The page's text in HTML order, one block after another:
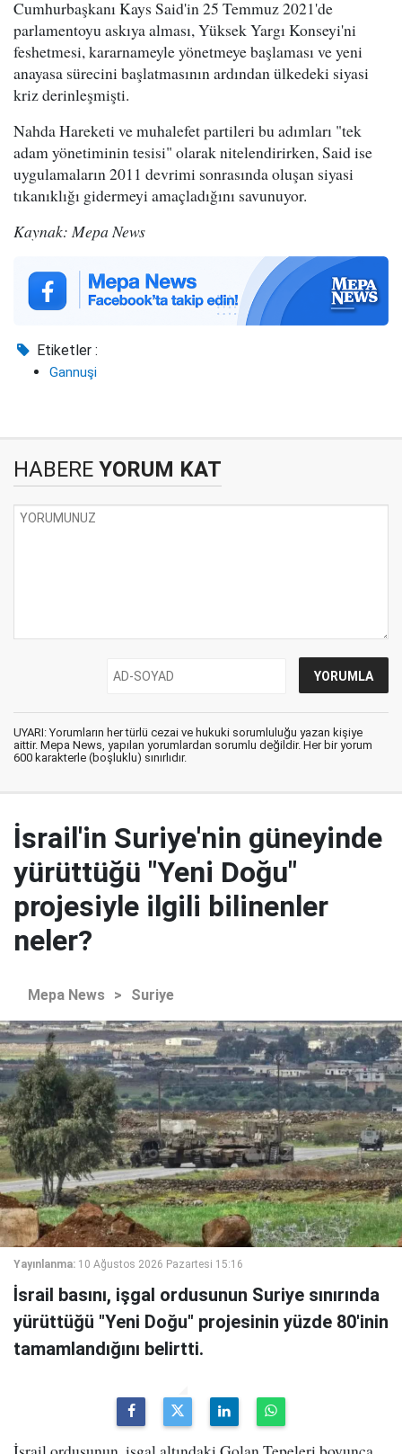
Cumhurbaşkanı Kays Said'in 25 Temmuz 2021'de
parlamentoyu askıya alması, Yüksek Yargı Konseyi'ni
feshetmesi, kararnameyle yönetmeye başlaması ve yeni
anayasa sürecini başlatmasının ardından ülkedeki siyasi
kriz derinleşmişti.
Nahda Hareketi ve muhalefet partileri bu adımları "tek
adam yönetiminin tesisi" olarak nitelendirirken, Said ise
uygulamaların 2011 devrimi sonrasında oluşan siyasi
tıkanıklığı gidermeyi amaçladığını savunuyor.
Kaynak: Mepa News
Etiketler :
Gannuşi
HABERE YORUM KAT
UYARI: Yorumların her türlü cezai ve hukuki sorumluluğu yazan kişiye
aittir. Mepa News, yapılan yorumlardan sorumlu değildir. Her bir yorum
600 karakterle (boşluklu) sınırlıdır.
İsrail'in Suriye'nin güneyinde
yürüttüğü "Yeni Doğu"
projesiyle ilgili bilinenler
neler?
Mepa News > Suriye
Yayınlanma: 10 Ağustos 2026 Pazartesi 15:16
İsrail basını, işgal ordusunun Suriye sınırında
yürüttüğü "Yeni Doğu" projesinin yüzde 80'inin
tamamlandığını belirtti.